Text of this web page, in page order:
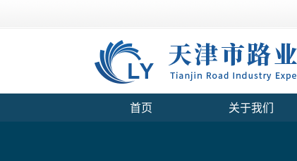
首页 关于我们